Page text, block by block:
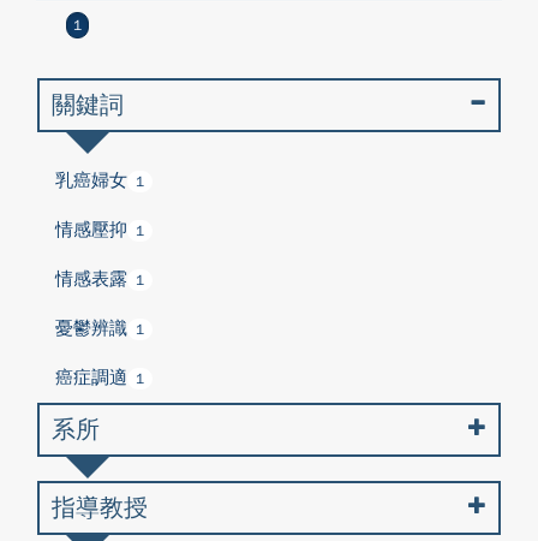
1
關鍵詞
乳癌婦女 1
情感壓抑 1
情感表露 1
憂鬱辨識 1
癌症調適 1
系所
指導教授